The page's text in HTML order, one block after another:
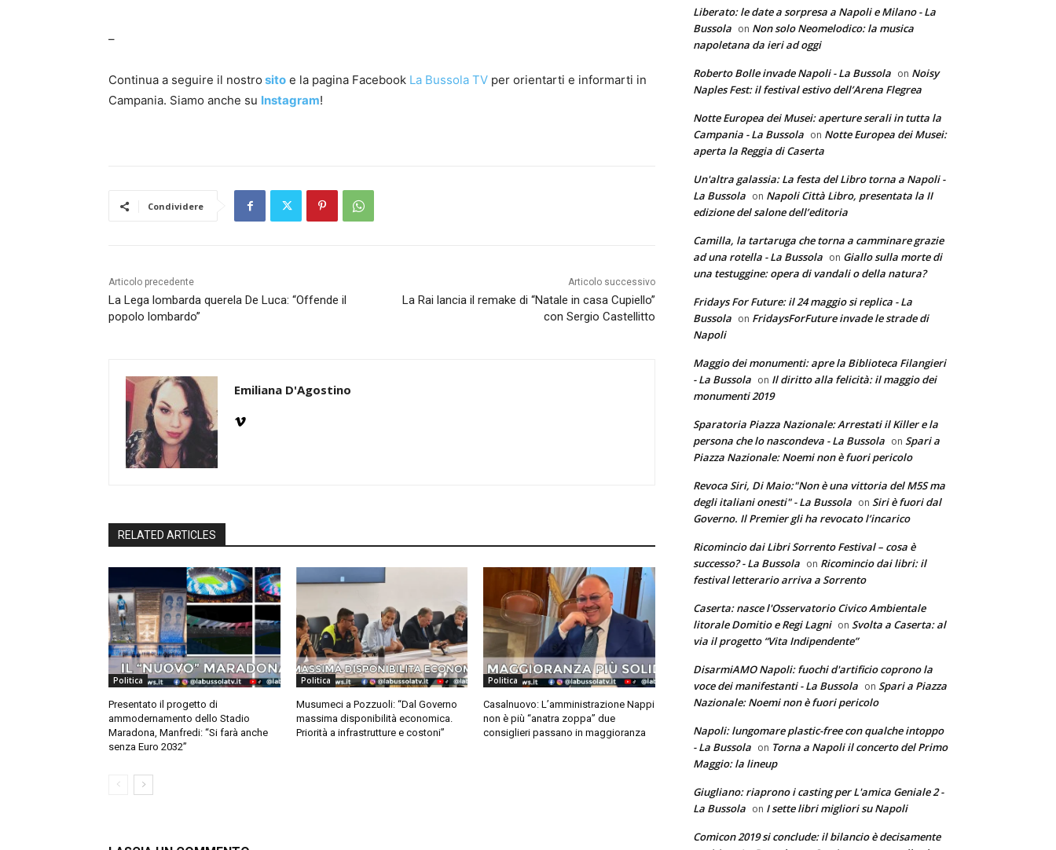
–
Continua a seguire il nostro sito e la pagina Facebook La Bussola TV per orientarti e informarti in
Campania. Siamo anche su Instagram!
Condividere
Articolo precedente
La Lega lombarda querela De Luca: “Offende il
popolo lombardo”
Articolo successivo
La Rai lancia il remake di “Natale in casa Cupiello”
con Sergio Castellitto
Emiliana D'Agostino
RELATED ARTICLES
Politica
Presentato il progetto di
ammodernamento dello Stadio
Maradona, Manfredi: “Si farà anche
senza Euro 2032”
Politica
Musumeci a Pozzuoli: “Dal Governo
massima disponibilità economica.
Priorità a infrastrutture e costoni”
Politica
Casalnuovo: L’amministrazione Nappi
non è più “anatra zoppa” due
consiglieri passano in maggioranza
Liberato: le date a sorpresa a Napoli e Milano - La
Bussola on Non solo Neomelodico: la musica
napoletana da ieri ad oggi
Roberto Bolle invade Napoli - La Bussola on Noisy
Naples Fest: il festival estivo dell’Arena Flegrea
Notte Europea dei Musei: aperture serali in tutta la
Campania - La Bussola on Notte Europea dei Musei:
aperta la Reggia di Caserta
Un'altra galassia: La festa del Libro torna a Napoli -
La Bussola on Napoli Città Libro, presentata la II
edizione del salone dell’editoria
Camilla, la tartaruga che torna a camminare grazie
ad una rotella - La Bussola on Giallo sulla morte di
una testuggine: opera di vandali o della natura?
Fridays For Future: il 24 maggio si replica - La
Bussola on FridaysForFuture invade le strade di
Napoli
Maggio dei monumenti: apre la Biblioteca Filangieri
- La Bussola on Il diritto alla felicità: il maggio dei
monumenti 2019
Sparatoria Piazza Nazionale: Arrestati il Killer e la
persona che lo nascondeva - La Bussola on Spari a
Piazza Nazionale: Noemi non è fuori pericolo
Revoca Siri, Di Maio:"Non è una vittoria del M5S ma
degli italiani onesti" - La Bussola on Siri è fuori dal
Governo. Il Premier gli ha revocato l’incarico
Ricomincio dai Libri Sorrento Festival – cosa è
successo? - La Bussola on Ricomincio dai libri: il
festival letterario arriva a Sorrento
Caserta: nasce l'Osservatorio Civico Ambientale
litorale Domitio e Regi Lagni on Svolta a Caserta: al
via il progetto “Vita Indipendente”
DisarmiAMO Napoli: fuochi d'artificio coprono la
voce dei manifestanti - La Bussola on Spari a Piazza
Nazionale: Noemi non è fuori pericolo
Napoli: lungomare plastic-free con qualche intoppo
- La Bussola on Torna a Napoli il concerto del Primo
Maggio: la lineup
Giugliano: riaprono i casting per L'amica Geniale 2 -
La Bussola on I sette libri migliori su Napoli
Comicon 2019 si conclude: il bilancio è decisamente